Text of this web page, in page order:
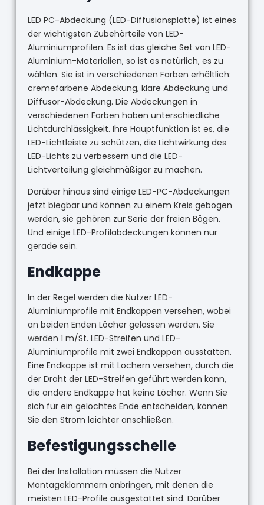
LED PC-Abdeckung (LED-Diffusionsplatte) ist eines
der wichtigsten Zubehörteile von LED-
Aluminiumprofilen. Es ist das gleiche Set von LED-
Aluminium-Materialien, so ist es natürlich, es zu
wählen. Sie ist in verschiedenen Farben erhältlich:
cremefarbene Abdeckung, klare Abdeckung und
Diffusor-Abdeckung. Die Abdeckungen in
verschiedenen Farben haben unterschiedliche
Lichtdurchlässigkeit. Ihre Hauptfunktion ist es, die
LED-Lichtleiste zu schützen, die Lichtwirkung des
LED-Lichts zu verbessern und die LED-
Lichtverteilung gleichmäßiger zu machen.
Darüber hinaus sind einige LED-PC-Abdeckungen
jetzt biegbar und können zu einem Kreis gebogen
werden, sie gehören zur Serie der freien Bögen.
Und einige LED-Profilabdeckungen können nur
gerade sein.
Endkappe
In der Regel werden die Nutzer LED-
Aluminiumprofile mit Endkappen versehen, wobei
an beiden Enden Löcher gelassen werden. Sie
werden 1 m/St. LED-Streifen und LED-
Aluminiumprofile mit zwei Endkappen ausstatten.
Eine Endkappe ist mit Löchern versehen, durch die
der Draht der LED-Streifen geführt werden kann,
die andere Endkappe hat keine Löcher. Wenn Sie
sich für ein gelochtes Ende entscheiden, können
Sie den Strom leichter anschließen.
Befestigungsschelle
Bei der Installation müssen die Nutzer
Montageklammern anbringen, mit denen die
meisten LED-Profile ausgestattet sind. Darüber